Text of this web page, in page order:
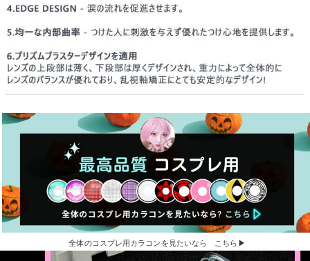
全体のコスプレ用カラコンを見たいなら こちら▶